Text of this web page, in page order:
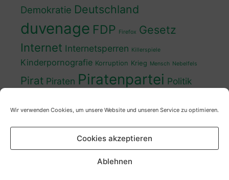
Wir verwenden Cookies, um unsere Website und unseren Service zu optimieren.
Cookies akzeptieren
Ablehnen
Demokratie Deutschland
duvenage FDP Firefox Gesetz
Internet Internetsperren Killerspiele
Kinderpornografie Korruption Krieg Mensch Nebelfels
Pirat Piraten Piratenpartei Politik
Wahlkampf Wahlprogramm Wähler
Zensur Zensursula Überwachung